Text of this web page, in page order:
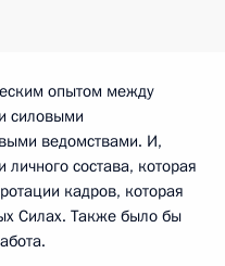
опытом между
силовыми
ведомствами. И,
личного состава, которая
кадров, которая
Силах. Также было бы